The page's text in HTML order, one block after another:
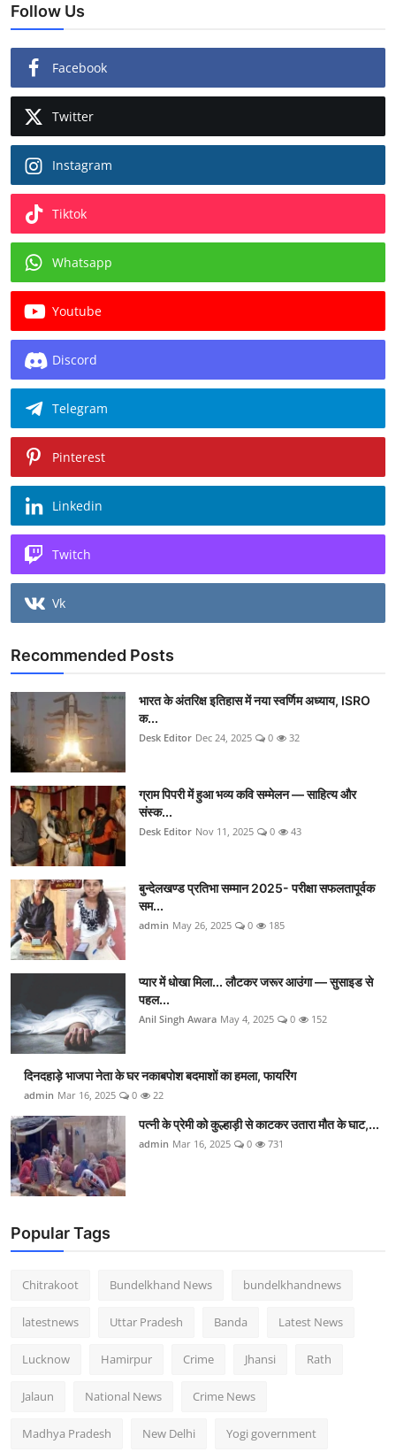
Follow Us
Facebook
Twitter
Instagram
Tiktok
Whatsapp
Youtube
Discord
Telegram
Pinterest
Linkedin
Twitch
Vk
Recommended Posts
भारत के अंतरिक्ष इतिहास में नया स्वर्णिम अध्याय, ISRO
क...
Desk Editor Dec 24, 2025 0 32
ग्राम पिपरी में हुआ भव्य कवि सम्मेलन — साहित्य और
संस्क...
Desk Editor Nov 11, 2025 0 43
बुन्देलखण्ड प्रतिभा सम्मान 2025- परीक्षा सफलतापूर्वक
सम...
admin May 26, 2025 0 185
प्यार में धोखा मिला... लौटकर जरूर आउंगा — सुसाइड से
पहल...
Anil Singh Awara May 4, 2025 0 152
दिनदहाड़े भाजपा नेता के घर नकाबपोश बदमाशों का हमला, फायरिंग
admin Mar 16, 2025 0 22
पत्नी के प्रेमी को कुल्हाड़ी से काटकर उतारा मौत के घाट,...
admin Mar 16, 2025 0 731
Popular Tags
Chitrakoot Bundelkhand News bundelkhandnews
latestnews Uttar Pradesh Banda Latest News
Lucknow Hamirpur Crime Jhansi Rath
Jalaun National News Crime News
Madhya Pradesh New Delhi Yogi government